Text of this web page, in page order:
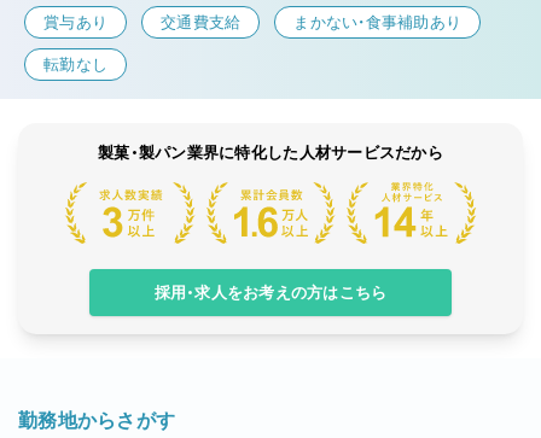
賞与あり 交通費支給 まかない・食事補助あり
転勤なし
製菓・製パン業界に特化した人材サービスだから
採用・求人をお考えの方はこちら
勤務地からさがす